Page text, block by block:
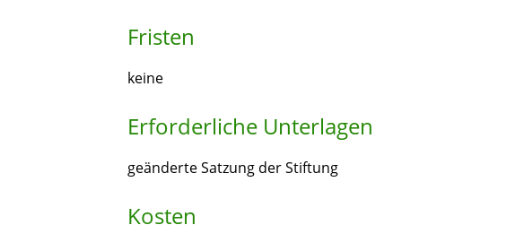
Fristen
keine
Erforderliche Unterlagen
geänderte Satzung der Stiftung
Kosten